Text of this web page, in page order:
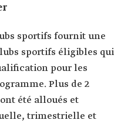
sportifs fournit une
sportifs éligibles qui
pour les
Plus de 2
été alloués et
trimestrielle et